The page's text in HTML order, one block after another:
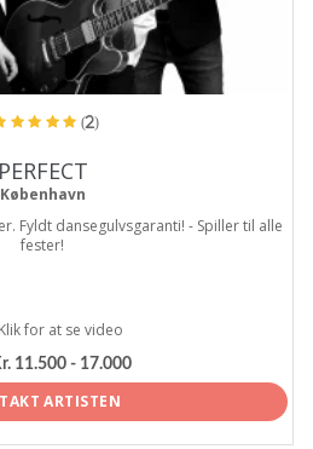
(2)
PERFECT
København
Fyldt dansegulvsgaranti! - Spiller til alle
fester!
Klik for at se video
11.500 - 17.000
ARTISTEN